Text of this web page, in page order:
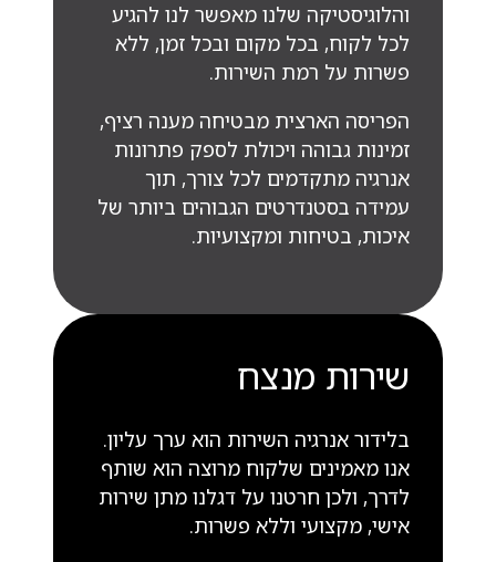
והלוגיסטיקה שלנו מאפשר לנו להגיע
לכל לקוח, בכל מקום ובכל זמן, ללא
פשרות על רמת השירות.
הפריסה הארצית מבטיחה מענה רציף,
זמינות גבוהה ויכולת לספק פתרונות
אנרגיה מתקדמים לכל צורך, תוך
עמידה בסטנדרטים הגבוהים ביותר של
איכות, בטיחות ומקצועיות.
שירות מנצח
בלידור אנרגיה השירות הוא ערך עליון.
אנו מאמינים שלקוח מרוצה הוא שותף
לדרך, ולכן חרטנו על דגלנו מתן שירות
אישי, מקצועי וללא פשרות.